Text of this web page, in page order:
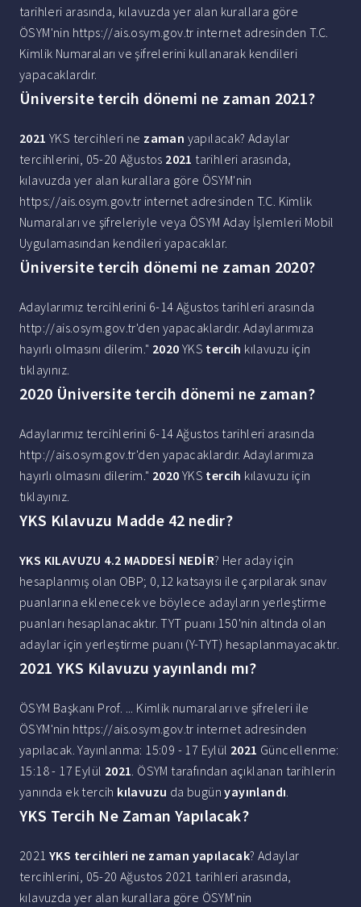
tarihleri arasında, kılavuzda yer alan kurallara göre
ÖSYM'nin https://ais.osym.gov.tr internet adresinden T.C.
Kimlik Numaraları ve şifrelerini kullanarak kendileri
yapacaklardır.
Üniversite tercih dönemi ne zaman 2021?
2021 YKS tercihleri ne zaman yapılacak? Adaylar
tercihlerini, 05-20 Ağustos 2021 tarihleri arasında,
kılavuzda yer alan kurallara göre ÖSYM'nin
https://ais.osym.gov.tr internet adresinden T.C. Kimlik
Numaraları ve şifreleriyle veya ÖSYM Aday İşlemleri Mobil
Uygulamasından kendileri yapacaklar.
Üniversite tercih dönemi ne zaman 2020?
Adaylarımız tercihlerini 6-14 Ağustos tarihleri arasında
http://ais.osym.gov.tr'den yapacaklardır. Adaylarımıza
hayırlı olmasını dilerim." 2020 YKS tercih kılavuzu için
tıklayınız.
2020 Üniversite tercih dönemi ne zaman?
Adaylarımız tercihlerini 6-14 Ağustos tarihleri arasında
http://ais.osym.gov.tr'den yapacaklardır. Adaylarımıza
hayırlı olmasını dilerim." 2020 YKS tercih kılavuzu için
tıklayınız.
YKS Kılavuzu Madde 42 nedir?
YKS KILAVUZU 4.2 MADDESİ NEDİR? Her aday için
hesaplanmış olan OBP; 0,12 katsayısı ile çarpılarak sınav
puanlarına eklenecek ve böylece adayların yerleştirme
puanları hesaplanacaktır. TYT puanı 150'nin altında olan
adaylar için yerleştirme puanı (Y-TYT) hesaplanmayacaktır.
2021 YKS Kılavuzu yayınlandı mı?
ÖSYM Başkanı Prof. ... Kimlik numaraları ve şifreleri ile
ÖSYM'nin https://ais.osym.gov.tr internet adresinden
yapılacak. Yayınlanma: 15:09 - 17 Eylül 2021 Güncellenme:
15:18 - 17 Eylül 2021. ÖSYM tarafından açıklanan tarihlerin
yanında ek tercih kılavuzu da bugünyayınlandı.
YKS Tercih Ne Zaman Yapılacak?
2021 YKS tercihleri ne zaman yapılacak? Adaylar
tercihlerini, 05-20 Ağustos 2021 tarihleri arasında,
kılavuzda yer alan kurallara göre ÖSYM'nin